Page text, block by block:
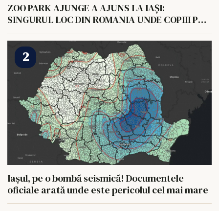
ZOO PARK AJUNGE A AJUNS LA IAȘI:
SINGURUL LOC DIN ROMANIA UNDE COPIII POT
HRANI UN ELEFANT
Iașul, pe o bombă seismică! Documentele
oficiale arată unde este pericolul cel mai mare